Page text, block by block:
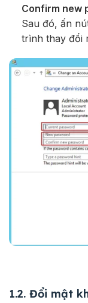
Confirm new
Sau đó, ấn
trình thay đổi
1.2. Đổi mật